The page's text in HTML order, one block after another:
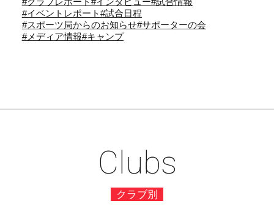
#イベントレポート#試合日程
#スポーツ局からのお知らせ#サポーターの会
#メディア情報#キャンプ
Clubs
クラブ別